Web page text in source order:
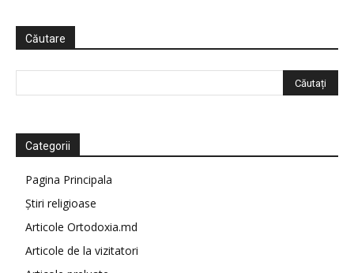
Căutare
Categorii
Pagina Principala
Știri religioase
Articole Ortodoxia.md
Articole de la vizitatori